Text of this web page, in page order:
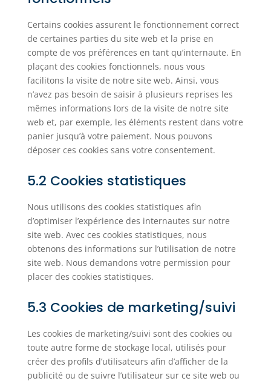
Certains cookies assurent le fonctionnement correct
de certaines parties du site web et la prise en
compte de vos préférences en tant qu’internaute. En
plaçant des cookies fonctionnels, nous vous
facilitons la visite de notre site web. Ainsi, vous
n’avez pas besoin de saisir à plusieurs reprises les
mêmes informations lors de la visite de notre site
web et, par exemple, les éléments restent dans votre
panier jusqu’à votre paiement. Nous pouvons
déposer ces cookies sans votre consentement.
5.2 Cookies statistiques
Nous utilisons des cookies statistiques afin
d’optimiser l’expérience des internautes sur notre
site web. Avec ces cookies statistiques, nous
obtenons des informations sur l’utilisation de notre
site web. Nous demandons votre permission pour
placer des cookies statistiques.
5.3 Cookies de marketing/suivi
Les cookies de marketing/suivi sont des cookies ou
toute autre forme de stockage local, utilisés pour
créer des profils d’utilisateurs afin d’afficher de la
publicité ou de suivre l’utilisateur sur ce site web ou